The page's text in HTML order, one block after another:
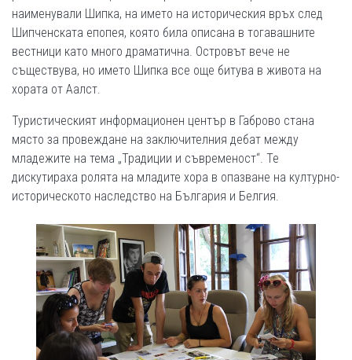
наименували Шипка, на името на историческия връх след
Шипченската епопея, която била описана в тогавашните
вестници като много драматична. Островът вече не
съществува, но името Шипка все още битува в живота на
хората от Аалст.
Туристическият информационен център в Габрово стана
място за провеждане на заключителния дебат между
младежите на тема „Традиции и съвременост“. Те
дискутираха ролята на младите хора в опазване на културно-
историческото наследство на България и Белгия.